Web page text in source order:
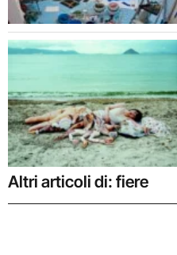
Altri articoli di: fiere